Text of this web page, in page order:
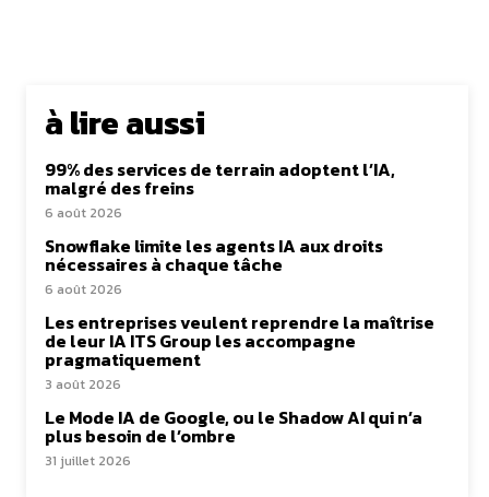
à lire aussi
99% des services de terrain adoptent l’IA,
malgré des freins
6 août 2026
Snowflake limite les agents IA aux droits
nécessaires à chaque tâche
6 août 2026
Les entreprises veulent reprendre la maîtrise
de leur IA ITS Group les accompagne
pragmatiquement
3 août 2026
Le Mode IA de Google, ou le Shadow AI qui n’a
plus besoin de l’ombre
31 juillet 2026